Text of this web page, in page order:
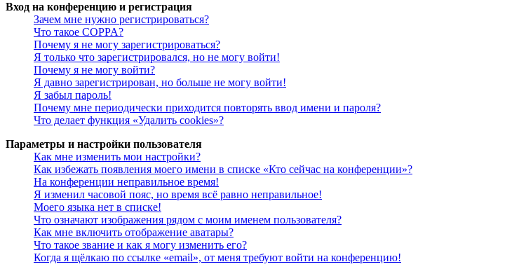
Вход на конференцию и регистрация
Зачем мне нужно регистрироваться?
Что такое COPPA?
Почему я не могу зарегистрироваться?
Я только что зарегистрировался, но не могу войти!
Почему я не могу войти?
Я давно зарегистрирован, но больше не могу войти!
Я забыл пароль!
Почему мне периодически приходится повторять ввод имени и пароля?
Что делает функция «Удалить cookies»?
Параметры и настройки пользователя
Как мне изменить мои настройки?
Как избежать появления моего имени в списке «Кто сейчас на конференции»?
На конференции неправильное время!
Я изменил часовой пояс, но время всё равно неправильное!
Моего языка нет в списке!
Что означают изображения рядом с моим именем пользователя?
Как мне включить отображение аватары?
Что такое звание и как я могу изменить его?
Когда я щёлкаю по ссылке «email», от меня требуют войти на конференцию!